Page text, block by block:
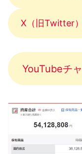
X（旧Twitter
YouTubeチ